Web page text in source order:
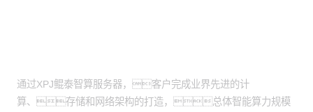
通过XPJ鲲泰智算服务器，客户完成业界先进的计
算、存储和网络架构的打造，总体智能算力规模